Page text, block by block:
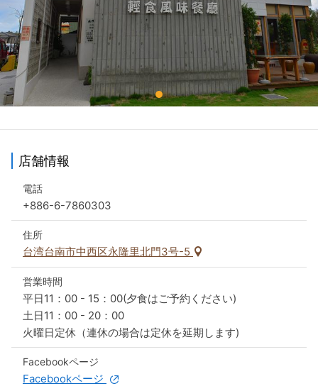
店舗情報
電話
+886-6-7860303
住所
台湾台南市中西区永隆里北門3号-5
営業時間
平日11：00 - 15：00(夕食はご予約ください)
土日11：00 - 20：00
火曜日定休（連休の場合は定休を延期します)
Facebookページ
Facebookページ